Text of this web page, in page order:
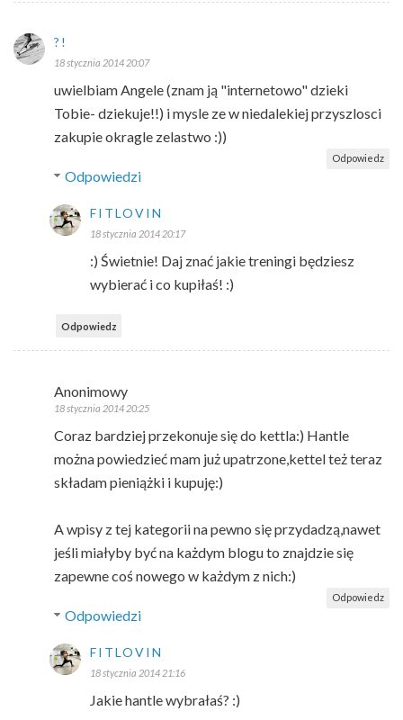
?!
18 stycznia 2014 20:07
uwielbiam Angele (znam ją "internetowo" dzieki
Tobie- dziekuje!!) i mysle ze w niedalekiej przyszlosci
zakupie okragle zelastwo :))
Odpowiedz
Odpowiedzi
FITLOVIN
18 stycznia 2014 20:17
:) Świetnie! Daj znać jakie treningi będziesz
wybierać i co kupiłaś! :)
Odpowiedz
Anonimowy
18 stycznia 2014 20:25
Coraz bardziej przekonuje się do kettla:) Hantle
można powiedzieć mam już upatrzone,kettel też teraz
składam pieniążki i kupuję:)
A wpisy z tej kategorii na pewno się przydadzą,nawet
jeśli miałyby być na każdym blogu to znajdzie się
zapewne coś nowego w każdym z nich:)
Odpowiedz
Odpowiedzi
FITLOVIN
18 stycznia 2014 21:16
Jakie hantle wybrałaś? :)